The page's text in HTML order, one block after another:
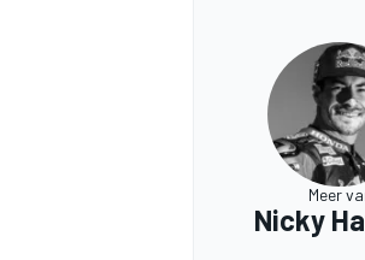
MEER RACEKLASSEN
Meer
Nicky